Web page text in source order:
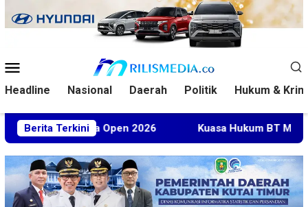
ke
Mobile
Headline Nasional Daerah Politik Hukum &
Berita Terkini
Open 2026 Kuasa Hukum BT Minta Dakwaan